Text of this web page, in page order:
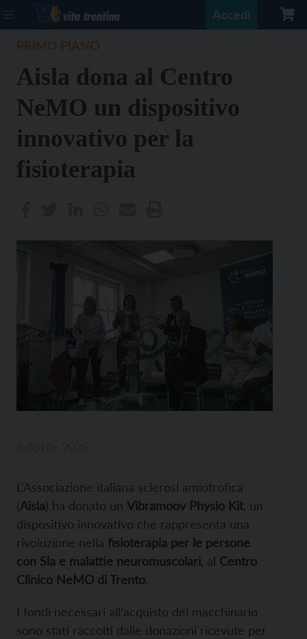
Accedi
Aisla dona al Centro
NeMO un dispositivo
innovativo per la
fisioterapia
L’Associazione italiana sclerosi amiotrofica
(Aisla) ha donato un Vibramoov Physio Kit, un
dispositivo innovativo che rappresenta una
rivoluzione nella fisioterapia per le persone
con Sla e malattie neuromuscolari , al Centro
Clinico NeMO di Trento.
I fondi necessari all’acquisto del macchinario
sono stati raccolti dalle donazioni ricevute per